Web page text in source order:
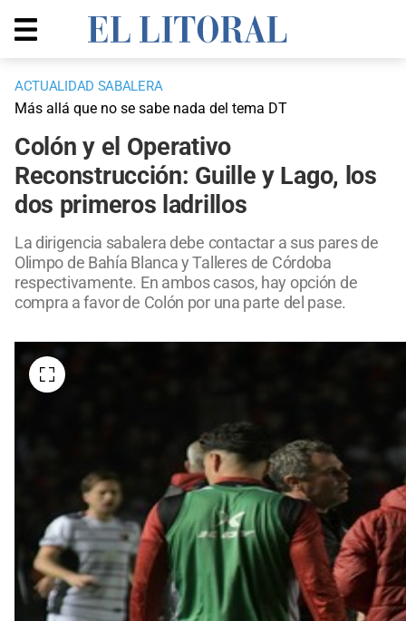
ACTUALIDAD SABALERA
Más allá que no se sabe nada del tema DT
Colón y el Operativo
Reconstrucción: Guille y Lago, los
dos primeros ladrillos
La dirigencia sabalera debe contactar a sus pares de
Olimpo de Bahía Blanca y Talleres de Córdoba
respectivamente. En ambos casos, hay opción de
compra a favor de Colón por una parte del pase.